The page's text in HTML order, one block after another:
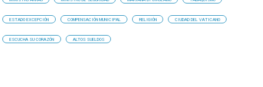
ESTADO EXCEPCIÓN COMPENSACIÓN MUNICIPAL RELIGIÓN CIUDAD DEL VATICANO
ESCUCHA SU CORAZÓN ALTOS SUELDOS